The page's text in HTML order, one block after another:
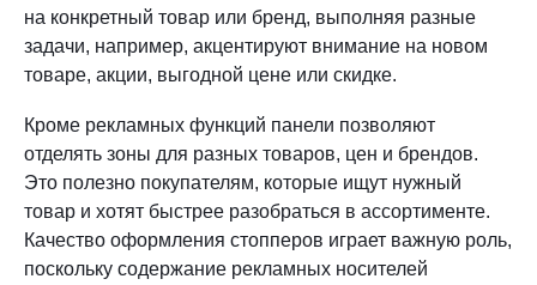
на конкретный товар или бренд, выполняя разные
задачи, например, акцентируют внимание на новом
товаре, акции, выгодной цене или скидке.
Кроме рекламных функций панели позволяют
отделять зоны для разных товаров, цен и брендов.
Это полезно покупателям, которые ищут нужный
товар и хотят быстрее разобраться в ассортименте.
Качество оформления стопперов играет важную роль,
поскольку содержание рекламных носителей